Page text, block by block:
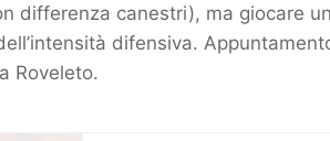
differenza canestri), ma giocare
difensiva.
Roveleto.